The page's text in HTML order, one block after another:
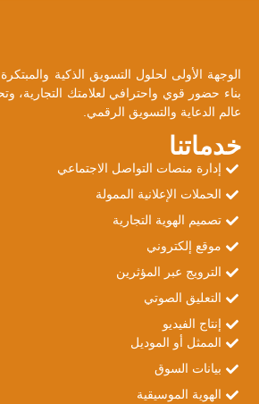
الوجهة الأولى لحلول التسويق الذكية
بناء حضور قوي واحترافي لعلامتك التجارية،
عالم الدعاية والتسويق الرقمي.
خدماتنا
إدارة منصات التواصل الاجتماعي
الحملات الإعلانية الممولة
تصميم الهوية التجارية
موقع إلكتروني
الترويج عبر المؤثرين
التعليق الصوتي
إنتاج الفيديو
الممثل أو الموديل
بيانات السوق
الهوية الموسيقية